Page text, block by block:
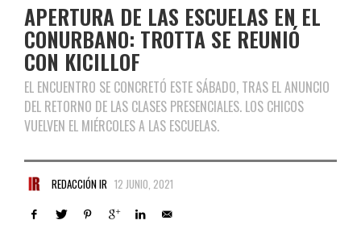
APERTURA DE LAS ESCUELAS EN EL
CONURBANO: TROTTA SE REUNIÓ
CON KICILLOF
EL ENCUENTRO SE CONCRETÓ ESTE SÁBADO, TRAS EL ANUNCIO
DEL RETORNO DE LAS CLASES PRESENCIALES. LOS CHICOS
VUELVEN EL MIÉRCOLES A LAS ESCUELAS.
REDACCIÓN IR 12 JUNIO, 2021